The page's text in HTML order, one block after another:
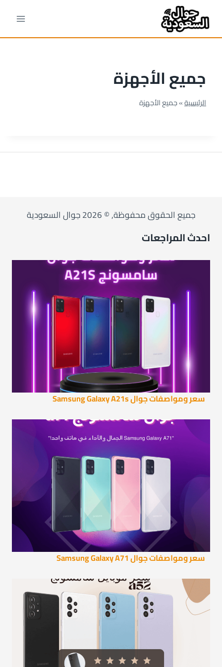
المحتوى
جميع الأجهزة
الرئيسية»جميع الأجهزة
جميع الحقوق محفوظة, © 2026 جوال السعودية
احدث المراجعات
سعر ومواصفات جوال Samsung Galaxy A21s
سعر ومواصفات جوال Samsung Galaxy A71